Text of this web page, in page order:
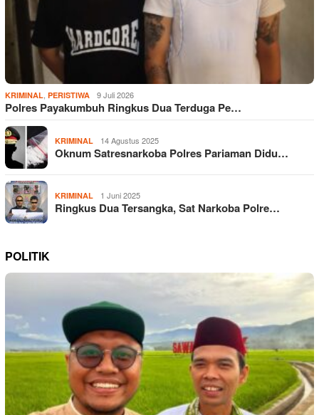
KRIMINAL, PERISTIWA 9 Juli 2026
Polres Payakumbuh Ringkus Dua Terduga Pe…
KRIMINAL 14 Agustus 2025
Oknum Satresnarkoba Polres Pariaman Didu…
KRIMINAL 1 Juni 2025
Ringkus Dua Tersangka, Sat Narkoba Polre…
POLITIK